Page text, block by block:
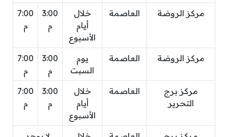
مركز الروضة العاصمة
خلال
أيام
الأسبوع
3:00
م
7:00
م
مركز الروضة العاصمة
يوم
السبت
3:00
م
7:00
م
مركز برج
التحرير
العاصمة
خلال
أيام
الأسبوع
3:00
م
7:00
م